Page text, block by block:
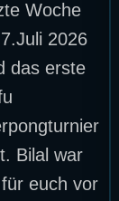
Woche
2026
das erste
Bilal war
für euch vor